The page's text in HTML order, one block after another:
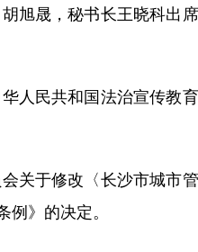
晟，秘书长王晓科出
民共和国法治宣传教
于修改〈长沙市城市
》的决定。